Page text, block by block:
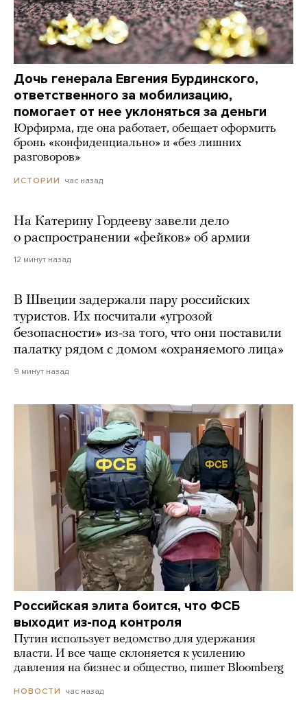
Дочь генерала Евгения Бурдинского,
ответственного за мобилизацию,
помогает от нее уклоняться за деньги
Юрфирма, где она работает, обещает оформить
бронь «конфиденциально» и «без лишних
разговоров»
ИСТОРИИ час назад
На Катерину Гордееву завели дело
о распространении «фейков» об армии
12 минут назад
В Швеции задержали пару российских
туристов. Их посчитали «угрозой
безопасности» из-за того, что они поставили
палатку рядом с домом «охраняемого лица»
9 минут назад
Российская элита боится, что ФСБ
выходит из-под контроля
Путин использует ведомство для удержания
власти. И все чаще склоняется к усилению
давления на бизнес и общество, пишет Bloomberg
НОВОСТИ час назад